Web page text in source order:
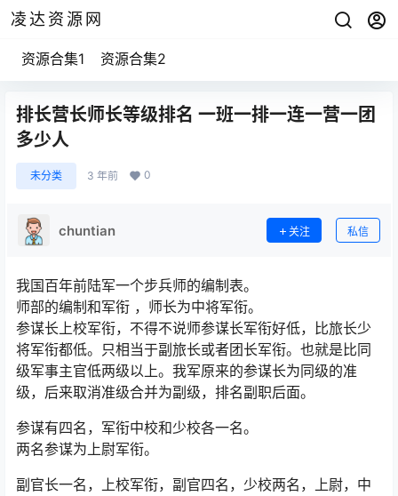
凌达资源网
资源合集1 资源合集2
排长营长师长等级排名 一班一排一连一营一团
多少人
未分类 3 年前 0
chuntian 关注 私信
我国百年前陆军一个步兵师的编制表。
师部的编制和军衔 ，师长为中将军衔。
参谋长上校军衔，不得不说师参谋长军衔好低，比旅长少
将军衔都低。只相当于副旅长或者团长军衔。也就是比同
级军事主官低两级以上。我军原来的参谋长为同级的准
级，后来取消准级合并为副级，排名副职后面。
参谋有四名，军衔中校和少校各一名。
两名参谋为上尉军衔。
副官长一名，上校军衔，副官四名，少校两名，上尉，中